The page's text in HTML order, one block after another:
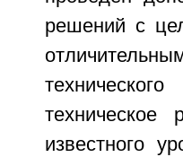
решений с
известного